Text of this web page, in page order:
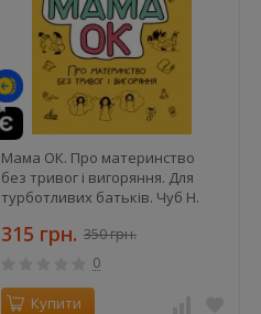
Мама ОК. Про материнство
без тривог і вигоряння. Для
турботливих батьків. Чуб Н.
315 грн. 350 грн.
0
Купити